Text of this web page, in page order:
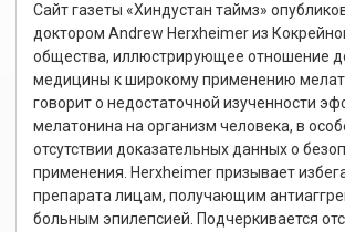
Сайт газеты «Хиндустан таймз»
доктором Andrew Herxheimer из
общества, иллюстрирующее отношение
медицины к широкому применению
говорит о недостаточной изученности
мелатонина на организм человека, в
отсутствии доказательных данных о
применения. Herxheimer призывает
препарата лицам, получающим
больным эпилепсией. Подчеркивается